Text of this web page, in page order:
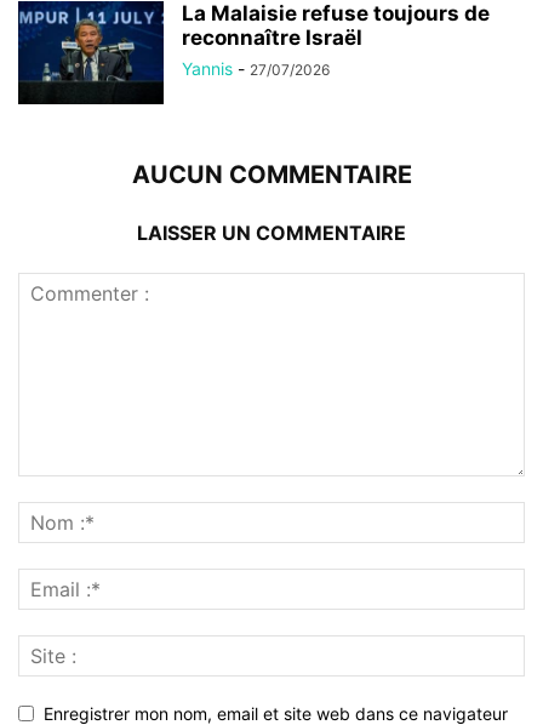
La Malaisie refuse toujours de
reconnaître Israël
Yannis - 27/07/2026
AUCUN COMMENTAIRE
LAISSER UN COMMENTAIRE
Enregistrer mon nom, email et site web dans ce navigateur